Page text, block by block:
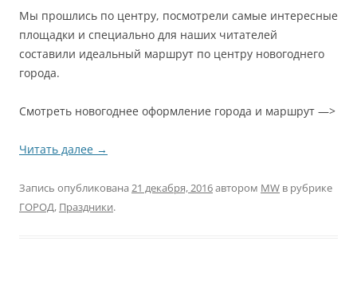
Мы прошлись по центру, посмотрели самые интересные
площадки и специально для наших читателей
составили идеальный маршрут по центру новогоднего
города.
Смотреть новогоднее оформление города и маршрут —>
Читать далее →
Запись опубликована 21 декабря, 2016автором MW в рубрике
ГОРОД, Праздники.